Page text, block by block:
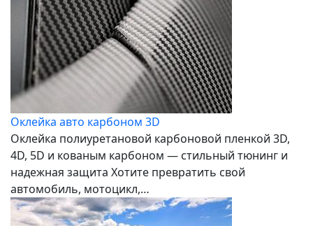
Оклейка авто карбоном 3D
Оклейка полиуретановой карбоновой пленкой 3D,
4D, 5D и кованым карбоном — стильный тюнинг и
надежная защита Хотите превратить свой
автомобиль, мотоцикл,…